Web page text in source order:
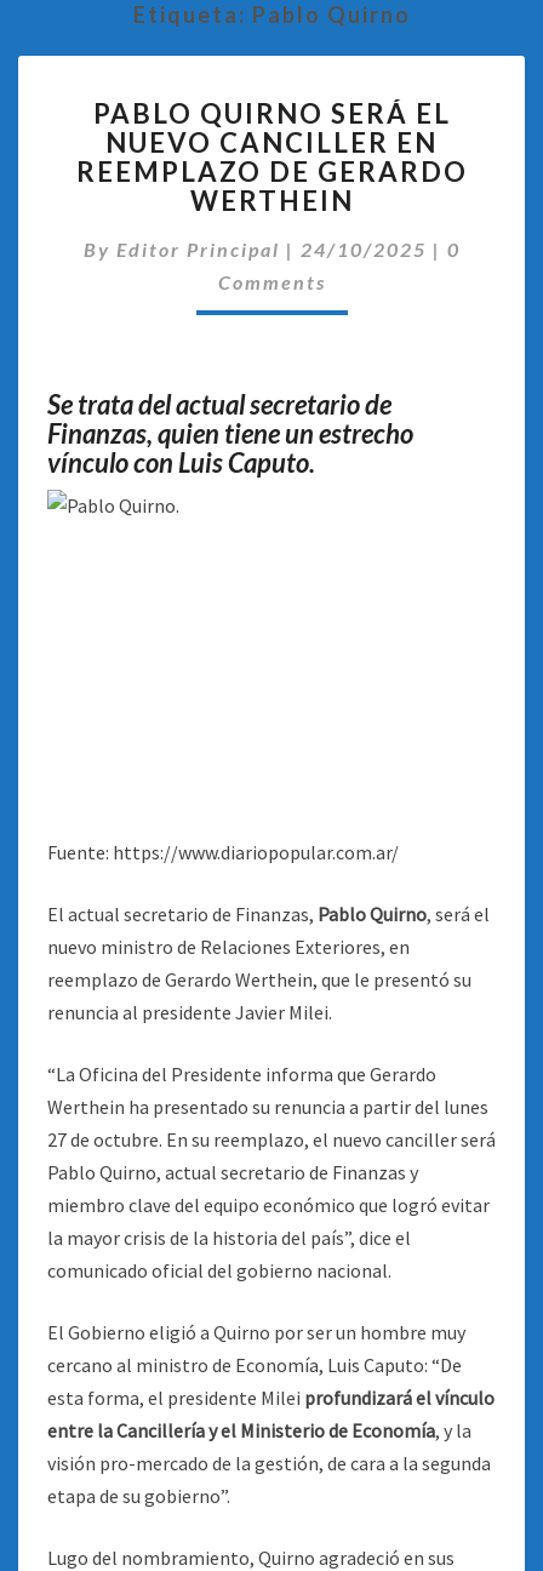
Etiqueta: Pablo Quirno
QUIRNO
SERÁ
EL
NUEVO
EN
REEMPLAZO
PABLO QUIRNO SERÁ EL
NUEVO CANCILLER EN
REEMPLAZO DE GERARDO
WERTHEIN
By Editor Principal | 24/10/2025 | 0
Comments
Se trata del actual secretario de
Finanzas, quien tiene un estrecho
vínculo con Luis Caputo.
Fuente: https://www.diariopopular.com.ar/
El actual secretario de Finanzas, Pablo Quirno, será el
nuevo ministro de Relaciones Exteriores, en
reemplazo de Gerardo Werthein, que le presentó su
renuncia al presidente Javier Milei.
“La Oficina del Presidente informa que Gerardo
Werthein ha presentado su renuncia a partir del lunes
27 de octubre. En su reemplazo, el nuevo canciller será
Pablo Quirno, actual secretario de Finanzas y
miembro clave del equipo económico que logró evitar
la mayor crisis de la historia del país”, dice el
comunicado oficial del gobierno nacional.
El Gobierno eligió a Quirno por ser un hombre muy
cercano al ministro de Economía, Luis Caputo: “De
esta forma, el presidente Milei profundizará el vínculo
entre la Cancillería y el Ministerio de Economía, y la
visión pro-mercado de la gestión, de cara a la segunda
etapa de su gobierno”.
Lugo del nombramiento, Quirno agradeció en sus